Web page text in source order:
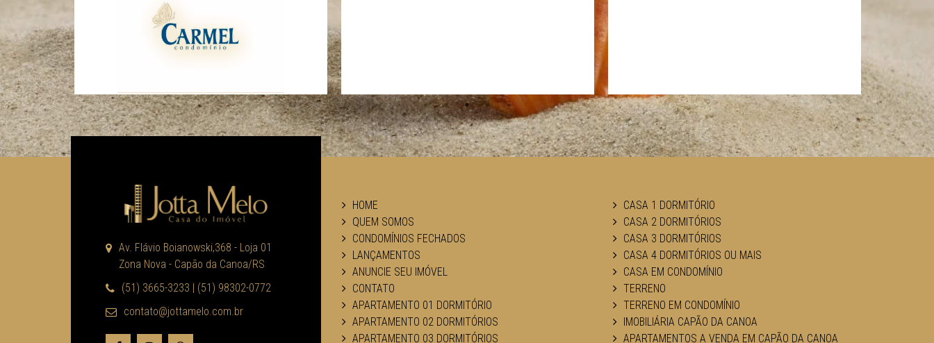
Av. Flávio Boianowski,368 - Loja 01
Zona Nova - Capão da Canoa/RS
(51) 3665-3233 | (51) 98302-0772
contato@jottamelo.com.br
HOME
QUEM SOMOS
CONDOMÍNIOS FECHADOS
LANÇAMENTOS
ANUNCIE SEU IMÓVEL
CONTATO
APARTAMENTO 01 DORMITÓRIO
APARTAMENTO 02 DORMITÓRIOS
APARTAMENTO 03 DORMITÓRIOS
CASA 1 DORMITÓRIO
CASA 2 DORMITÓRIOS
CASA 3 DORMITÓRIOS
CASA 4 DORMITÓRIOS OU MAIS
CASA EM CONDOMÍNIO
TERRENO
TERRENO EM CONDOMÍNIO
IMOBILIÁRIA CAPÃO DA CANOA
APARTAMENTOS A VENDA EM CAPÃO DA CANOA